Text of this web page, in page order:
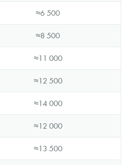
≈6 500
≈8 500
≈11 000
≈12 500
≈14 000
≈12 000
≈13 500